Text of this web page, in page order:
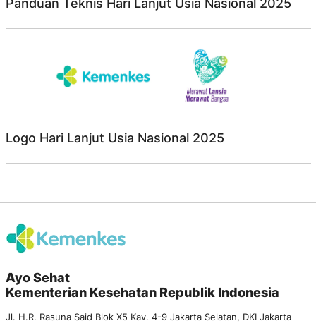
Panduan Teknis Hari Lanjut Usia Nasional 2025
Logo Hari Lanjut Usia Nasional 2025
Ayo Sehat
Kementerian Kesehatan Republik Indonesia
Jl. H.R. Rasuna Said Blok X5 Kav. 4-9 Jakarta Selatan, DKI Jakarta